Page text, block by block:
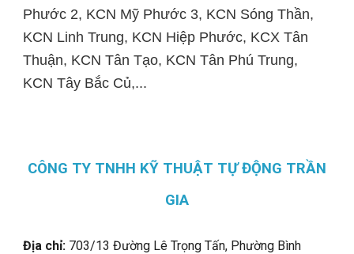
Phước 2, KCN Mỹ Phước 3, KCN Sóng Thần,
KCN Linh Trung, KCN Hiệp Phước, KCX Tân
Thuận, KCN Tân Tạo, KCN Tân Phú Trung,
KCN Tây Bắc Củ,...
CÔNG TY TNHH KỸ THUẬT TỰ ĐỘNG TRẦN
GIA
Địa chỉ: 703/13 Đường Lê Trọng Tấn, Phường Bình